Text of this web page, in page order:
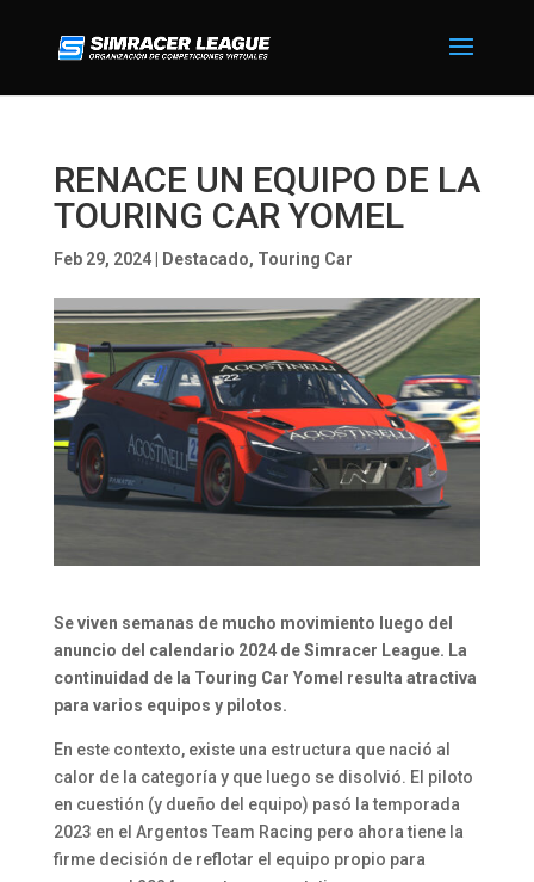
RENACE UN EQUIPO DE LA
TOURING CAR YOMEL
Feb 29, 2024| Destacado, Touring Car
Se viven semanas de mucho movimiento luego del
anuncio del calendario 2024 de Simracer League. La
continuidad de la Touring Car Yomel resulta atractiva
para varios equipos y pilotos.
En este contexto, existe una estructura que nació al
calor de la categoría y que luego se disolvió. El piloto
en cuestión (y dueño del equipo) pasó la temporada
2023 en el Argentos Team Racing pero ahora tiene la
firme decisión de reflotar el equipo propio para